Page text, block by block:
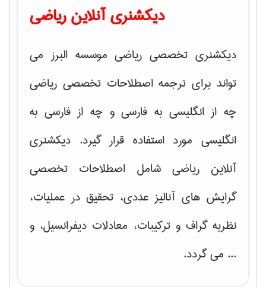
دیکشنری آنلاین ریاضی
دیکشنری تخصصی ریاضی موسسه البرز می
تواند برای ترجمه اصطلاحات تخصصی ریاضی
چه از انگلیسی به فارسی و چه از فارسی به
انگلیسی مورد استفاده قرار گیرد. دیکشنری
آنلاین ریاضی شامل اصطلاحات تخصصی
گرایش های آنالیز عددی، تحقیق در عملیات،
نظریه گراف و تركیبات، معادلات دیفرانسیل، و
... می گردد.